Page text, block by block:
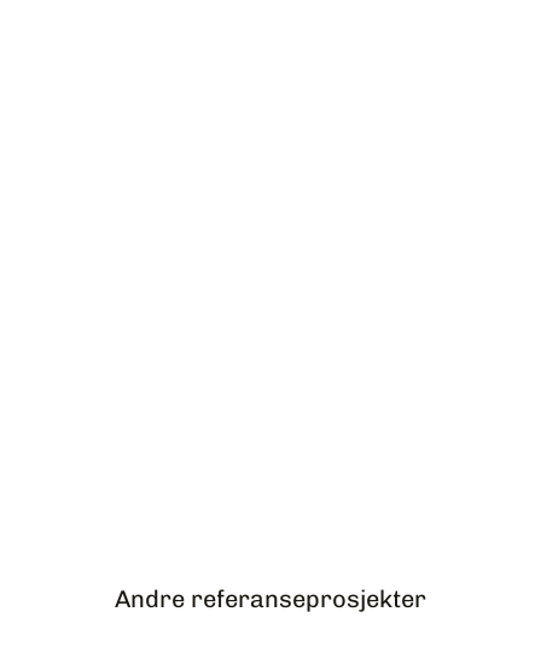
Andre referanseprosjekter